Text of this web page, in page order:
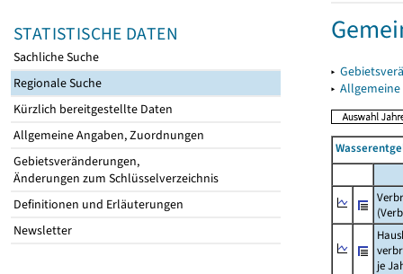
STATISTISCHE DATEN
Sachliche Suche
Regionale Suche
Kürzlich bereitgestellte Daten
Allgemeine Angaben, Zuordnungen
Gebietsveränderungen,
Änderungen zum Schlüsselverzeichnis
Definitionen und Erläuterungen
Newsletter
▸
▸
je